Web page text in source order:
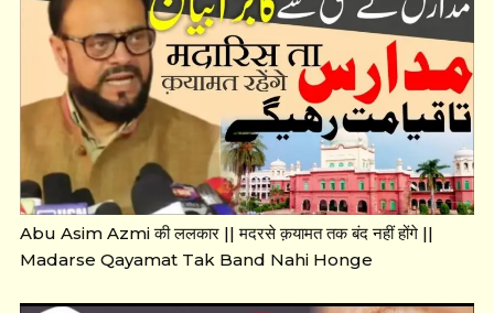
Abu Asim Azmi की ललकार || मदरसे क़यामत तक बंद नहीं होंगे ||
Madarse Qayamat Tak Band Nahi Honge